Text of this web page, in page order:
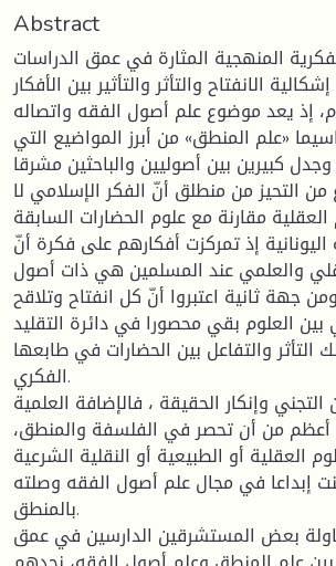
Abstract
المنهجية المثارة في عمق الدراسات
الانفتاح والتأثر والتأثير بين الأفكار
إذ يعد موضوع علم أصول الفقه واتصاله
«علم المنطق» من أبرز المواضيع التي
كبيرين بين أصوليين والباحثين مشرقا
من التحيز من منطلق أنّ الفكر الإسلامي لا
مقارنة مع علوم الحضارات السابقة
إذ تمركزت أفكارهم على فكرة أنّ
والعلمي عند المسلمين هي ذات أصول
ومن جهة ثانية اعتبروا أنّ كل انفتاح وتلاقح
العلوم بقي محصورا في دائرة التقليد
التأثر والتفاعل بين الحضارات في طابعها
الفكري.
وإنكار الحقيقة ، فالإضافة العلمية
أعظم من أن تحصر في الفلسفة والمنطق،
العقلية أو الطبيعية أو النقلية الشرعية
إبداعا في مجال علم أصول الفقه وصلته
بالمنطق.
بعض المستشرقين الدارسين في عمق